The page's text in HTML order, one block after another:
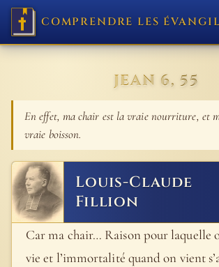
COMPRENDRE LES
JEAN 6, 55
En effet, ma chair est la vraie nourriture, et
vraie boisson.
Louis-Claude
Fillion
Car ma chair… Raison pour laquelle
vie et l’immortalité quand on vient